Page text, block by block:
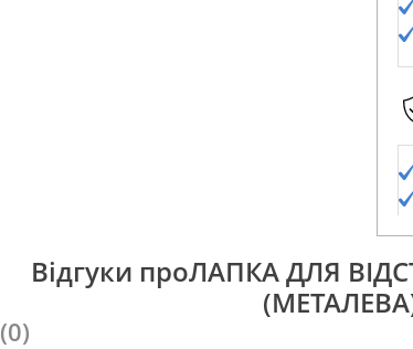
Відгуки проЛАПКА ДЛЯ
(0)